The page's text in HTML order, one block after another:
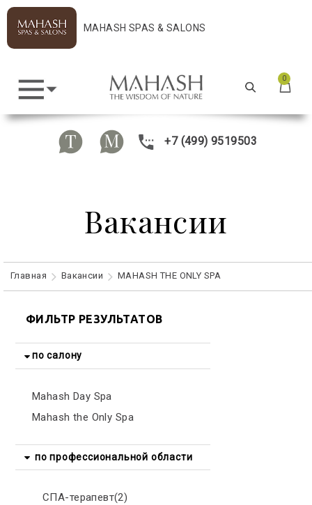
MAHASH SPAS & SALONS
0
+7 (499) 9519503
Вакансии
Главная Вакансии MAHASH THE ONLY SPA
ФИЛЬТР РЕЗУЛЬТАТОВ
по салону
Mahash Day Spa
Mahash the Only Spa
по профессиональной области
СПА-терапевт(2)